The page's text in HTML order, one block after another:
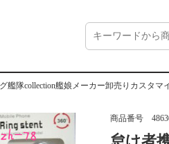
艦隊collection艦娘メーカー卸売りカスタマ
商品番号